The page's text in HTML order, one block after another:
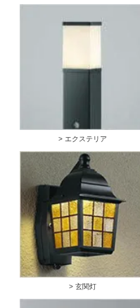
> エクステリア
> 玄関灯